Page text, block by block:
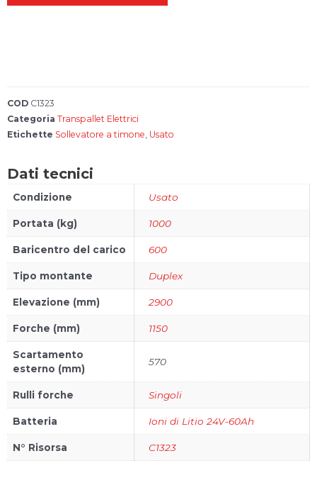
tuo carrello
COD C1323
Categoria Transpallet Elettrici
Etichette Sollevatore a timone, Usato
Dati tecnici
Condizione Usato
Portata (kg) 1000
Baricentro del carico 600
Tipo montante Duplex
Elevazione (mm) 2900
Forche (mm) 1150
Scartamento
esterno (mm)
570
Rulli forche Singoli
Batteria Ioni di Litio 24V-60Ah
N° Risorsa C1323